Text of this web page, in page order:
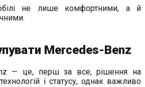
не лише комфортними, а й
Mercedes-Benz
— це, перш за все, рішення на
і статусу, однак важливо